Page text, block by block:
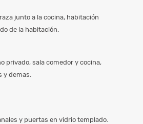
junto a la cocina, habitación
de la habitación.
privado, sala comedor y cocina,
demas.
y puertas en vidrio templado.